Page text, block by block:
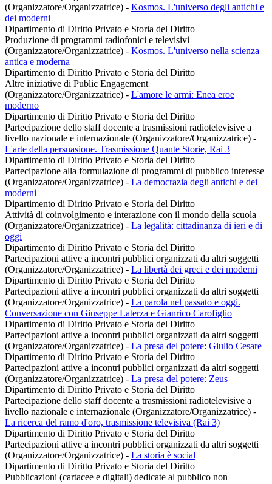
(Organizzatore/Organizzatrice) - Kosmos. L'universo degli antichi e
dei moderni
Dipartimento di Diritto Privato e Storia del Diritto
Produzione di programmi radiofonici e televisivi
(Organizzatore/Organizzatrice) - Kosmos. L'universo nella scienza
antica e moderna
Dipartimento di Diritto Privato e Storia del Diritto
Altre iniziative di Public Engagement
(Organizzatore/Organizzatrice) - L'amore le armi: Enea eroe
moderno
Dipartimento di Diritto Privato e Storia del Diritto
Partecipazione dello staff docente a trasmissioni radiotelevisive a
livello nazionale e internazionale (Organizzatore/Organizzatrice) -
L'arte della persuasione. Trasmissione Quante Storie, Rai 3
Dipartimento di Diritto Privato e Storia del Diritto
Partecipazione alla formulazione di programmi di pubblico interesse
(Organizzatore/Organizzatrice) - La democrazia degli antichi e dei
moderni
Dipartimento di Diritto Privato e Storia del Diritto
Attività di coinvolgimento e interazione con il mondo della scuola
(Organizzatore/Organizzatrice) - La legalità: cittadinanza di ieri e di
oggi
Dipartimento di Diritto Privato e Storia del Diritto
Partecipazioni attive a incontri pubblici organizzati da altri soggetti
(Organizzatore/Organizzatrice) - La libertà dei greci e dei moderni
Dipartimento di Diritto Privato e Storia del Diritto
Partecipazioni attive a incontri pubblici organizzati da altri soggetti
(Organizzatore/Organizzatrice) - La parola nel passato e oggi.
Conversazione con Giuseppe Laterza e Gianrico Carofiglio
Dipartimento di Diritto Privato e Storia del Diritto
Partecipazioni attive a incontri pubblici organizzati da altri soggetti
(Organizzatore/Organizzatrice) - La presa del potere: Giulio Cesare
Dipartimento di Diritto Privato e Storia del Diritto
Partecipazioni attive a incontri pubblici organizzati da altri soggetti
(Organizzatore/Organizzatrice) - La presa del potere: Zeus
Dipartimento di Diritto Privato e Storia del Diritto
Partecipazione dello staff docente a trasmissioni radiotelevisive a
livello nazionale e internazionale (Organizzatore/Organizzatrice) -
La ricerca del ramo d'oro, trasmissione televisiva (Rai 3)
Dipartimento di Diritto Privato e Storia del Diritto
Partecipazioni attive a incontri pubblici organizzati da altri soggetti
(Organizzatore/Organizzatrice) - La storia è social
Dipartimento di Diritto Privato e Storia del Diritto
Pubblicazioni (cartacee e digitali) dedicate al pubblico non